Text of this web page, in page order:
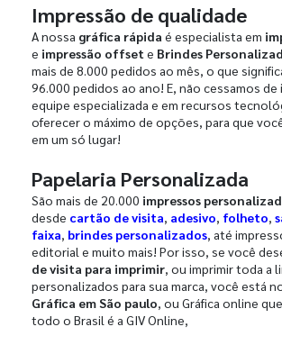
Impressão de qualidade
A nossa gráfica rápida é especialista em
e impressão offset e Brindes
mais de 8.000 pedidos ao mês, o que
96.000 pedidos ao ano! E, não cessamos de
equipe especializada e em recursos
oferecer o máximo de opções, para que
em um só lugar!
Papelaria Personalizada
São mais de 20.000 impressos
desde cartão de visita, adesivo, folheto,
faixa, brindes personalizados, até
editorial e muito mais! Por isso, se você
de visita para imprimir, ou imprimir toda a
personalizados para sua marca, você está
Gráfica em São paulo, ou Gráfica online
todo o Brasil é a GIV Online,